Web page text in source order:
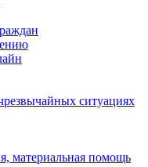
ситуациях
материальная помощь